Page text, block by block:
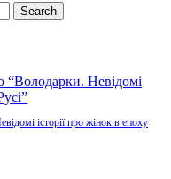
історії про жінок в епоху